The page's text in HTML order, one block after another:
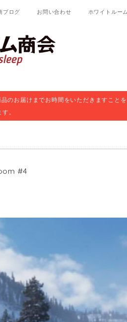
ブログ お問い合わせ ホワイトルーム
のお届けまでお時間をいただきますこと
。
#4